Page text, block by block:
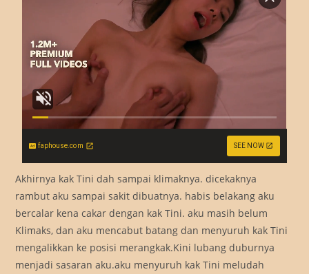
faphouse.com SEE NOW
Akhirnya kak Tini dah sampai klimaknya. dicekaknya
rambut aku sampai sakit dibuatnya. habis belakang aku
bercalar kena cakar dengan kak Tini. aku masih belum
Klimaks, dan aku mencabut batang dan menyuruh kak Tini
mengalikkan ke posisi merangkak.Kini lubang duburnya
menjadi sasaran aku.aku menyuruh kak Tini meludah